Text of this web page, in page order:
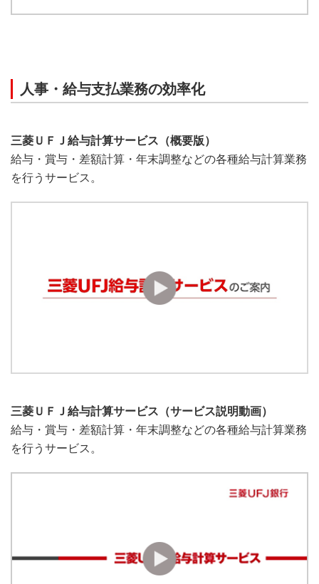
人事・給与支払業務の効率化
三菱ＵＦＪ給与計算サービス（概要版）
給与・賞与・差額計算・年末調整などの各種給与計算業務
を行うサービス。
三菱ＵＦＪ給与計算サービス（サービス説明動画）
給与・賞与・差額計算・年末調整などの各種給与計算業務
を行うサービス。